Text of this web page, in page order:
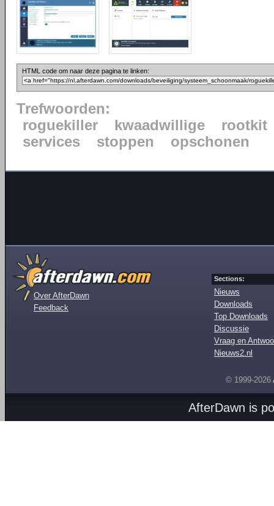
HTML code om naar deze pagina te linken:
Trefwoorden:
roguekiller
kwaadwillige
rootkit
services
stoppen opschonen
Over AfterDawn
Feedback
Sections:
Nieuws
Downloads
Top Downloads
Discussie
Vraag en
Nieuws2.nl
© 1999-2026
AfterDawn is